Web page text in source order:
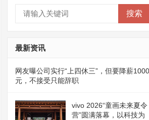
搜索
最新资讯
网友曝公司实行“上四休三”，但要降薪1000
元，不接受只能辞职
vivo 2026“童画未来夏令
营”圆满落幕，以科技为